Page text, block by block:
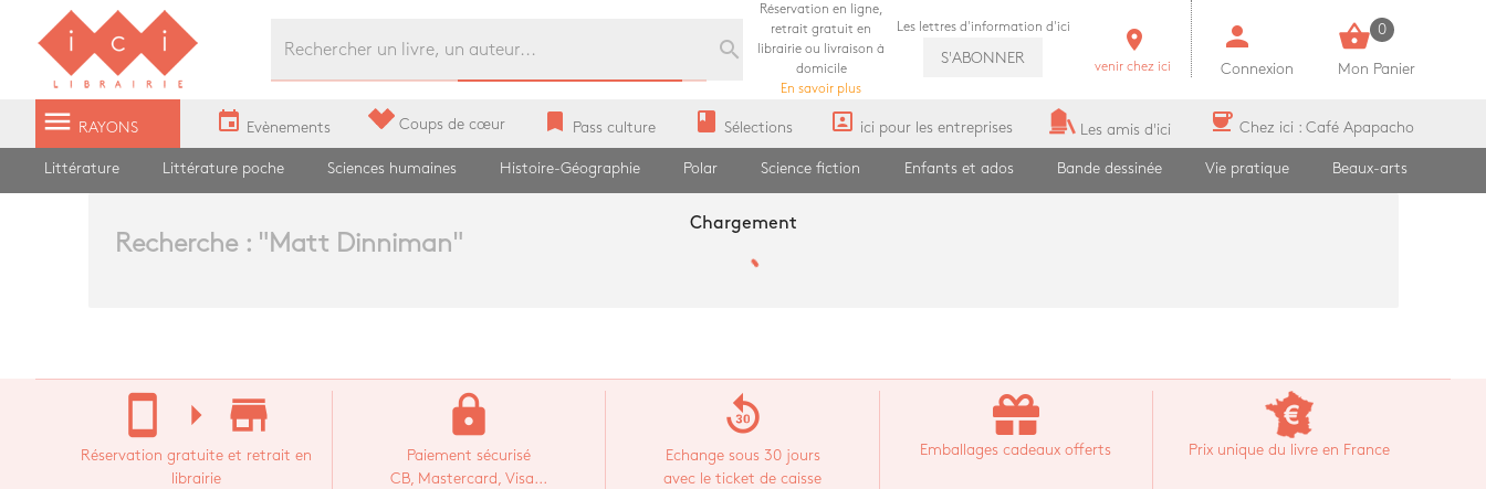
Librairie Ici Grands Boulevards
search
Réservation en ligne,
retrait gratuit en
librairie ou livraison à
domicile
En savoir plus
Les lettres d'information d'ici
S'ABONNER
room
venir chez ici
person
Connexion
shopping_basket 0
Mon Panier
menu RAYONS event Evènements Coups de cœur bookmark Pass culture book Sélections portrait ici pour les entreprises Les amis d'ici coffee Chez ici : Café Apapacho
Littérature Littérature poche Sciences humaines Histoire-Géographie Polar Science fiction Enfants et ados Bande dessinée Vie pratique Beaux-arts
Recherche : " Matt Dinniman"
Chargement
stay_current_portrait arrow_right store_mall_directory
Réservation gratuite et retrait en
librairie
lock
Paiement sécurisé
CB, Mastercard, Visa...
replay_30
Echange sous 30 jours
avec le ticket de caisse
Emballages cadeaux offerts Prix unique du livre en France